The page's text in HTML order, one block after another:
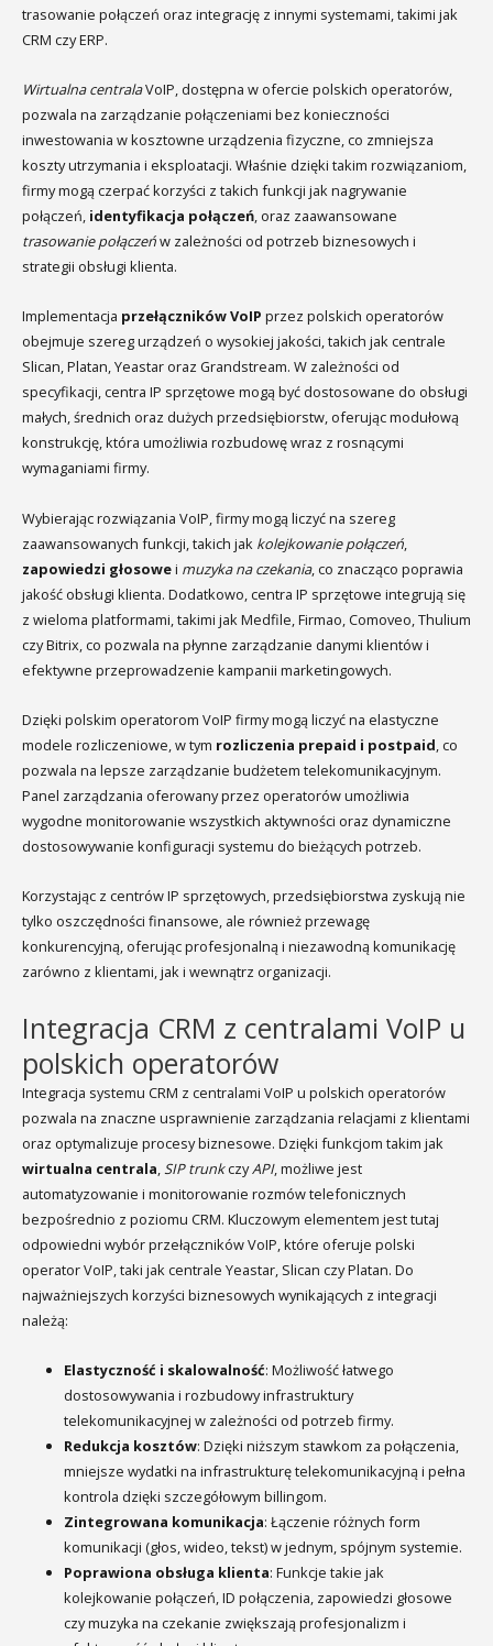
trasowanie połączeń oraz integrację z innymi systemami, takimi jak
CRM czy ERP.
Wirtualna centralaVoIP, dostępna w ofercie polskich operatorów,
pozwala na zarządzanie połączeniami bez konieczności
inwestowania w kosztowne urządzenia fizyczne, co zmniejsza
koszty utrzymania i eksploatacji. Właśnie dzięki takim rozwiązaniom,
firmy mogą czerpać korzyści z takich funkcji jak nagrywanie
połączeń, identyfikacja połączeń, oraz zaawansowane
trasowanie połączeńw zależności od potrzeb biznesowych i
strategii obsługi klienta.
Implementacja przełączników VoIP przez polskich operatorów
obejmuje szereg urządzeń o wysokiej jakości, takich jak centrale
Slican, Platan, Yeastar oraz Grandstream. W zależności od
specyfikacji, centra IP sprzętowe mogą być dostosowane do obsługi
małych, średnich oraz dużych przedsiębiorstw, oferując modułową
konstrukcję, która umożliwia rozbudowę wraz z rosnącymi
wymaganiami firmy.
Wybierając rozwiązania VoIP, firmy mogą liczyć na szereg
zaawansowanych funkcji, takich jak kolejkowanie połączeń,
zapowiedzi głosowei muzyka na czekania, co znacząco poprawia
jakość obsługi klienta. Dodatkowo, centra IP sprzętowe integrują się
z wieloma platformami, takimi jak Medfile, Firmao, Comoveo, Thulium
czy Bitrix, co pozwala na płynne zarządzanie danymi klientów i
efektywne przeprowadzenie kampanii marketingowych.
Dzięki polskim operatorom VoIP firmy mogą liczyć na elastyczne
modele rozliczeniowe, w tym rozliczenia prepaid i postpaid, co
pozwala na lepsze zarządzanie budżetem telekomunikacyjnym.
Panel zarządzania oferowany przez operatorów umożliwia
wygodne monitorowanie wszystkich aktywności oraz dynamiczne
dostosowywanie konfiguracji systemu do bieżących potrzeb.
Korzystając z centrów IP sprzętowych, przedsiębiorstwa zyskują nie
tylko oszczędności finansowe, ale również przewagę
konkurencyjną, oferując profesjonalną i niezawodną komunikację
zarówno z klientami, jak i wewnątrz organizacji.
Integracja CRM z centralami VoIP u
polskich operatorów
Integracja systemu CRM z centralami VoIP u polskich operatorów
pozwala na znaczne usprawnienie zarządzania relacjami z klientami
oraz optymalizuje procesy biznesowe. Dzięki funkcjom takim jak
wirtualna centrala,SIP trunkczyAPI, możliwe jest
automatyzowanie i monitorowanie rozmów telefonicznych
bezpośrednio z poziomu CRM. Kluczowym elementem jest tutaj
odpowiedni wybór przełączników VoIP, które oferuje polski
operator VoIP, taki jak centrale Yeastar, Slican czy Platan. Do
najważniejszych korzyści biznesowych wynikających z integracji
należą:
Elastyczność i skalowalność: Możliwość łatwego
dostosowywania i rozbudowy infrastruktury
telekomunikacyjnej w zależności od potrzeb firmy.
Redukcja kosztów: Dzięki niższym stawkom za połączenia,
mniejsze wydatki na infrastrukturę telekomunikacyjną i pełna
kontrola dzięki szczegółowym billingom.
Zintegrowana komunikacja: Łączenie różnych form
komunikacji (głos, wideo, tekst) w jednym, spójnym systemie.
Poprawiona obsługa klienta: Funkcje takie jak
kolejkowanie połączeń, ID połączenia, zapowiedzi głosowe
czy muzyka na czekanie zwiększają profesjonalizm i